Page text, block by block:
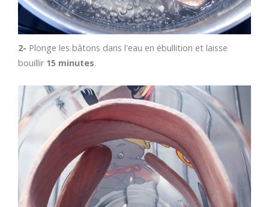
2- Plonge les bâtons dans l'eau en ébullition et laisse
bouillir 15 minutes.